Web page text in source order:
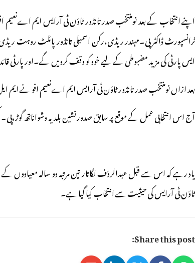
اپنے انتخاب کے بعد نومنتخب صدر تانڈور ٹاؤن ٹی آرایس ایم
ٹرانسپورٹ ڈاکٹر پی۔مہندر ریڈی،رکن اسمبلی تانڈور پائلٹ روہت
ایس پارٹی کی مزید مضبوطی کے لیے خود کو وقف کردیں گے۔اور پارٹی
بعد ازاں نومنتخب صدر تانڈور ٹاؤن ٹی آرایس ایم اےنعیم افو نے
آج اس انتخابی عمل کے موقع پر سابق صدورنشین بلدیہ وشواناتھ
یاد رہے کہ اس سے قبل عبدالرؤف لگاتار تین مرتبہ دو سالہ
ٹاؤن ٹی آرایس کی حیثیت سے انتخاب کیا گیا ہے۔
Share this post: